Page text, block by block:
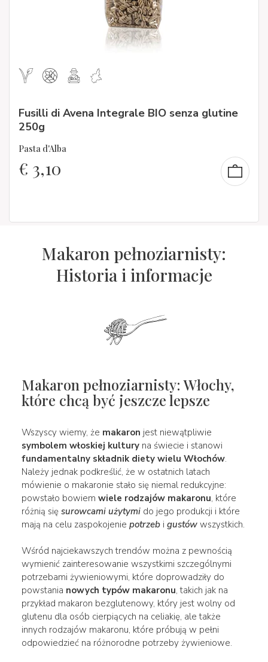
Fusilli di Avena Integrale BIO senza glutine
250g
Pasta d'Alba
€ 3,10
Makaron pełnoziarnisty:
Historia i informacje
Makaron pełnoziarnisty: Włochy,
które chcą być jeszcze lepsze
Wszyscy wiemy, że makaron jest niewątpliwie
symbolem włoskiej kulturyna świecie i stanowi
fundamentalny składnik diety wielu Włochów.
Należy jednak podkreślić, że w ostatnich latach
mówienie o makaronie stało się niemal redukcyjne:
powstało bowiem wiele rodzajów makaronu, które
różnią się surowcami użytymido jego produkcji i które
mają na celu zaspokojenie potrzebi gustówwszystkich.
Wśród najciekawszych trendów można z pewnością
wymienić zainteresowanie wszystkimi szczególnymi
potrzebami żywieniowymi, które doprowadziły do
powstania nowych typów makaronu, takich jak na
przykład makaron bezglutenowy, który jest wolny od
glutenu dla osób cierpiących na celiakię, ale także
innych rodzajów makaronu, które próbują w pełni
odpowiedzieć na różnorodne potrzeby żywieniowe.